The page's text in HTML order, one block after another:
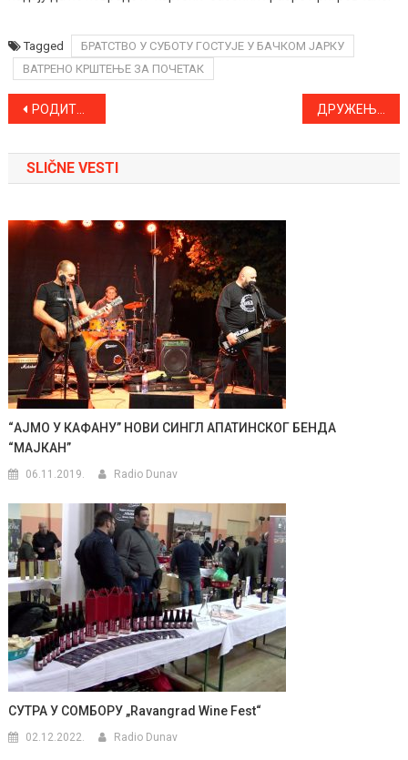
Tagged
БРАТСТВО У СУБОТУ ГОСТУЈЕ У БАЧКОМ ЈАРКУ
ВАТРЕНО КРШТЕЊЕ ЗА ПОЧЕТАК
Kretanje
članka
РОДИТЕЉСКИ САСТАНАК ЗА РОДИТЕЉЕ КОЈИ СУ УПИСАЛИ ДЕЦУ У ЈАСЛИЦЕ У ПЕТАК 24. АВГУСТА
SLIČNE VESTI
“АЈМО У КАФАНУ” НОВИ СИНГЛ АПАТИНСКОГ БЕНДА
“МАЈКАН”
06.11.2019. Radio Dunav
СУТРА У СОМБОРУ „Ravangrad Wine Fest“
02.12.2022. Radio Dunav